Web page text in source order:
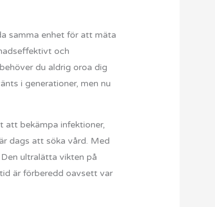
samma enhet för att mäta
och
du aldrig oroa dig
i generationer, men nu
att bekämpa infektioner,
dags att söka vård. Med
ultralätta vikten på
är förberedd oavsett var